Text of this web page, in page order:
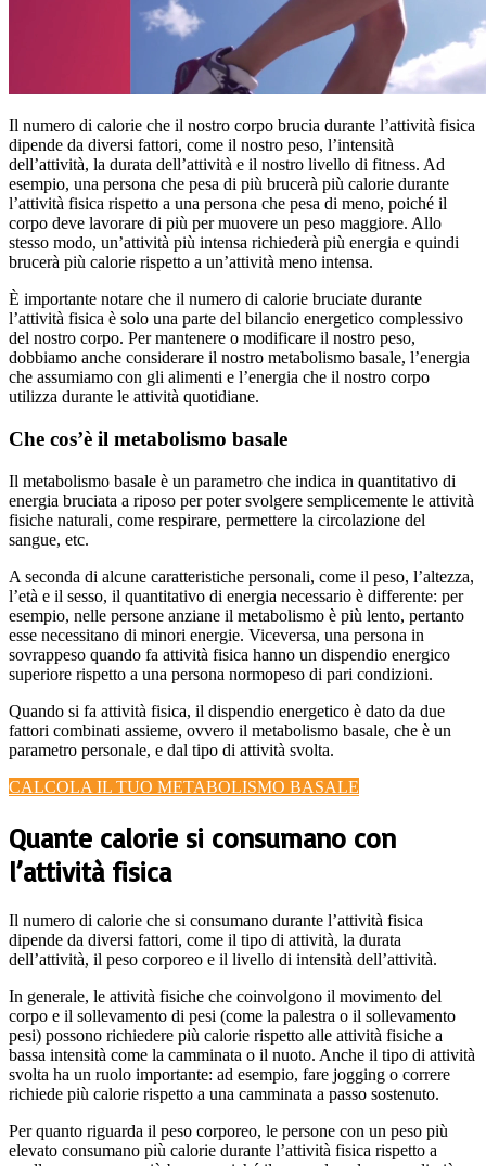
Il numero di calorie che il nostro corpo brucia durante l’attività fisica
dipende da diversi fattori, come il nostro peso, l’intensità
dell’attività, la durata dell’attività e il nostro livello di fitness. Ad
esempio, una persona che pesa di più brucerà più calorie durante
l’attività fisica rispetto a una persona che pesa di meno, poiché il
corpo deve lavorare di più per muovere un peso maggiore. Allo
stesso modo, un’attività più intensa richiederà più energia e quindi
brucerà più calorie rispetto a un’attività meno intensa.
È importante notare che il numero di calorie bruciate durante
l’attività fisica è solo una parte del bilancio energetico complessivo
del nostro corpo. Per mantenere o modificare il nostro peso,
dobbiamo anche considerare il nostro metabolismo basale, l’energia
che assumiamo con gli alimenti e l’energia che il nostro corpo
utilizza durante le attività quotidiane.
Che cos’è il metabolismo basale
Il metabolismo basale è un parametro che indica in quantitativo di
energia bruciata a riposo per poter svolgere semplicemente le attività
fisiche naturali, come respirare, permettere la circolazione del
sangue, etc.
A seconda di alcune caratteristiche personali, come il peso, l’altezza,
l’età e il sesso, il quantitativo di energia necessario è differente: per
esempio, nelle persone anziane il metabolismo è più lento, pertanto
esse necessitano di minori energie. Viceversa, una persona in
sovrappeso quando fa attività fisica hanno un dispendio energico
superiore rispetto a una persona normopeso di pari condizioni.
Quando si fa attività fisica, il dispendio energetico è dato da due
fattori combinati assieme, ovvero il metabolismo basale, che è un
parametro personale, e dal tipo di attività svolta.
CALCOLA IL TUO METABOLISMO BASALE
Quante calorie si consumano con
l’attività fisica
Il numero di calorie che si consumano durante l’attività fisica
dipende da diversi fattori, come il tipo di attività, la durata
dell’attività, il peso corporeo e il livello di intensità dell’attività.
In generale, le attività fisiche che coinvolgono il movimento del
corpo e il sollevamento di pesi (come la palestra o il sollevamento
pesi) possono richiedere più calorie rispetto alle attività fisiche a
bassa intensità come la camminata o il nuoto. Anche il tipo di attività
svolta ha un ruolo importante: ad esempio, fare jogging o correre
richiede più calorie rispetto a una camminata a passo sostenuto.
Per quanto riguarda il peso corporeo, le persone con un peso più
elevato consumano più calorie durante l’attività fisica rispetto a